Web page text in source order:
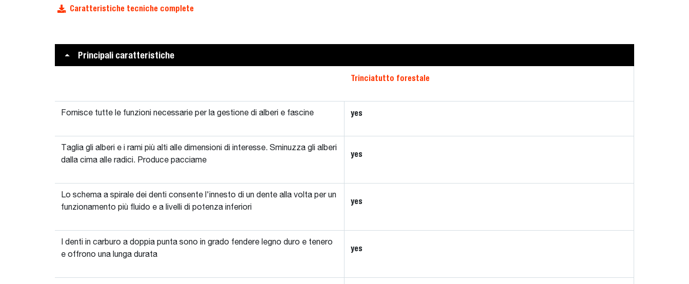
Caratteristiche tecniche complete
Principali caratteristiche
Trinciatutto forestale
Fornisce tutte le funzioni necessarie per la gestione di alberi e fascine yes
Taglia gli alberi e i rami più alti alle dimensioni di interesse. Sminuzza gli alberi
dalla cima alle radici. Produce pacciame
yes
Lo schema a spirale dei denti consente l'innesto di un dente alla volta per un
funzionamento più fluido e a livelli di potenza inferiori
yes
I denti in carburo a doppia punta sono in grado fendere legno duro e tenero
e offrono una lunga durata
yes